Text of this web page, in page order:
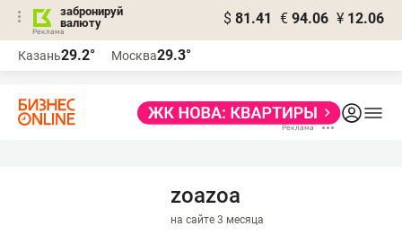
забронируй
валюту
$ 81.41 € 94.06 ¥ 12.06
Казань29.2° Москва29.3°
zoazoa
на сайте 3 месяца